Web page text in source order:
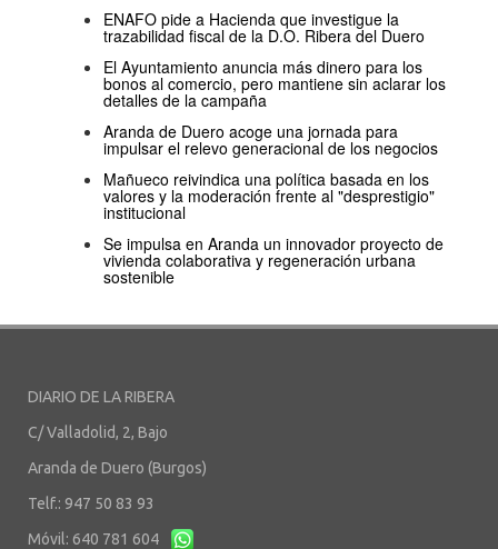
ENAFO pide a Hacienda que investigue la
trazabilidad fiscal de la D.O. Ribera del Duero
El Ayuntamiento anuncia más dinero para los
bonos al comercio, pero mantiene sin aclarar los
detalles de la campaña
Aranda de Duero acoge una jornada para
impulsar el relevo generacional de los negocios
Mañueco reivindica una política basada en los
valores y la moderación frente al "desprestigio"
institucional
Se impulsa en Aranda un innovador proyecto de
vivienda colaborativa y regeneración urbana
sostenible
DIARIO DE LA RIBERA
C/ Valladolid, 2, Bajo
Aranda de Duero (Burgos)
Telf.: 947 50 83 93
Móvil: 640 781 604